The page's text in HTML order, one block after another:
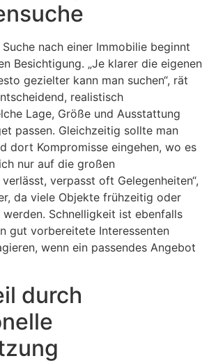
nach einer Immobilie beginnt
Besichtigung. „Je klarer die eigenen
gezielter kann man suchen“, rät
realistisch
Lage, Größe und Ausstattung
passen. Gleichzeitig sollte man
dort Kompromisse eingehen, wo es
nur auf die großen
verpasst oft Gelegenheiten“,
da viele Objekte frühzeitig oder
Schnelligkeit ist ebenfalls
gut vorbereitete Interessenten
wenn ein passendes Angebot
durch